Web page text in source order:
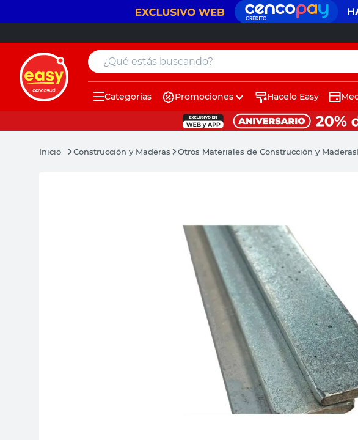
¿Qué estás buscando?
Categorías Promociones Hacelo Easy
Construcción y Maderas Otros Materiales de Construcción y Maderas
muebles